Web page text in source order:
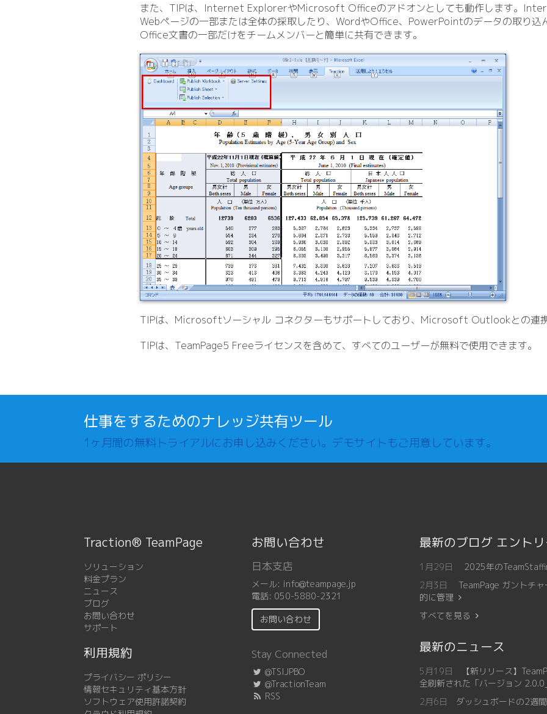
また、TIPは、Internet ExplorerやMicrosoft Officeのアドオンとしても動作します。
Webページの一部または全体の採取したり、WordやOffice、PowerPointのデータの取り込
Office文書の一部だけをチームメンバーと簡単に共有できます。
TIPは、Microsoftソーシャル コネクターもサポートしており、Microsoft Outlookとの連携
TIPは、TeamPage5 Freeライセンスを含めて、すべてのユーザーが無料で使用できます。
仕事をするためのナレッジ共有ツール
1ヶ月間の無料トライアルにお申し込みください。デモサイトもご用意しています。
Traction® TeamPage
ソリューション
料金プラン
ニュース
ブログ
お問い合わせ
サポート
利用規約
プライバシー ポリシー
情報セキュリティ基本方針
ソフトウェア使用許諾契約
お問い合わせ
日本支店
メール: info@teampage.jp
電話: 050-5880-2321
お問い合わせ
Stay Connected
@TSIJPBO
@TractionTeam
RSS
最新のブログ エント
1月29日
2025年の
2月3日
TeamPage ガントチ
的に管理
すべてを見る
最新のニュース
5月19日
【新リリース】
全刷新された「バージョン 2.0.0
2月6日
ダッシュボードの2週